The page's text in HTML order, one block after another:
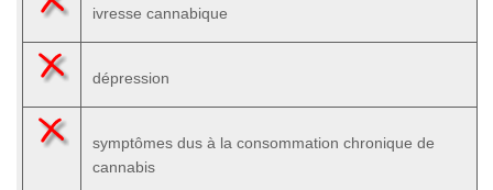
ivresse cannabique
dépression
symptômes dus à la consommation chronique de
cannabis